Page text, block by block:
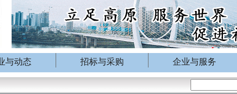
与动态 招标与采购 企业与服务